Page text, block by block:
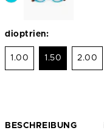
dioptrien:
1.00 1.50 2.00
BESCHREIBUNG